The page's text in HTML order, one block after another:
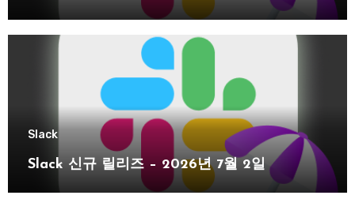
Slack
Slack 신규 릴리즈 – 2026년 7월 2일